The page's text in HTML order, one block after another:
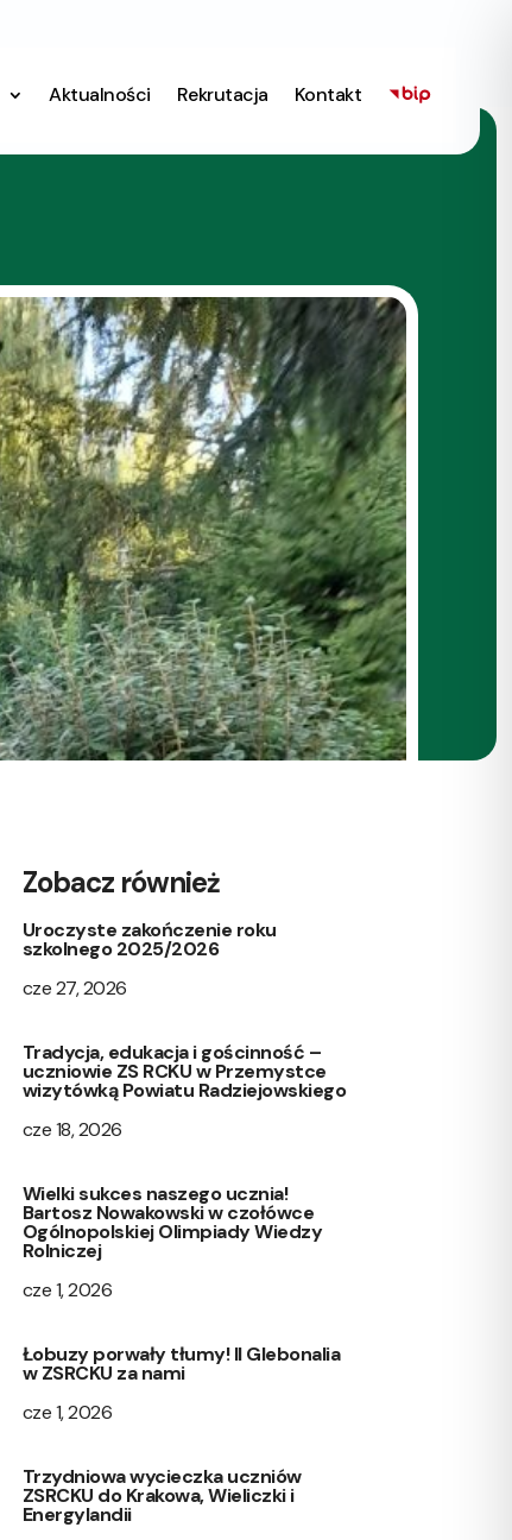
Aktualności Rekrutacja Kontakt
Zobacz również
Uroczyste zakończenie roku
szkolnego 2025/2026
cze 27, 2026
Tradycja, edukacja i gościnność –
uczniowie ZS RCKU w Przemystce
wizytówką Powiatu Radziejowskiego
cze 18, 2026
Wielki sukces naszego ucznia!
Bartosz Nowakowski w czołówce
Ogólnopolskiej Olimpiady Wiedzy
Rolniczej
cze 1, 2026
Łobuzy porwały tłumy! II Glebonalia
w ZSRCKU za nami
cze 1, 2026
Trzydniowa wycieczka uczniów
ZSRCKU do Krakowa, Wieliczki i
Energylandii